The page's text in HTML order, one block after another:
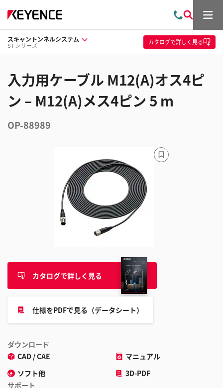
問
い
合
わ
索
メ
ュ
ー
スキャントンネルシステム
ST シリーズ カタログで詳しく見る
入力用ケーブル M12(A)オス4ピ
ン – M12(A)メス4ピン 5 m
OP-88989
カタログで詳しく見る
仕様をPDFで見る（データシート）
ダウンロード
CAD / CAE
マニュアル
ソフト他
3D-PDF
サポート
ブ
ッ